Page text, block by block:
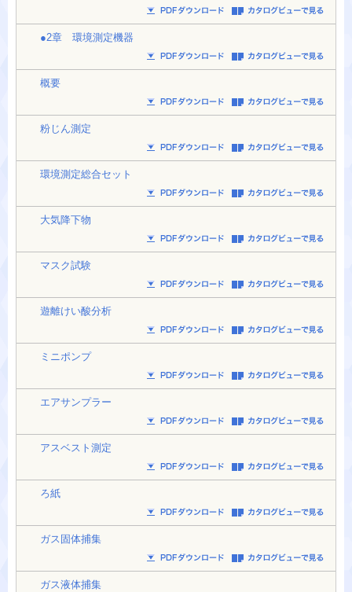
●2章 環境測定機器
概要
粉じん測定
環境測定総合セット
大気降下物
マスク試験
遊離けい酸分析
ミニポンプ
エアサンプラー
アスベスト測定
ろ紙
ガス固体捕集
ガス液体捕集